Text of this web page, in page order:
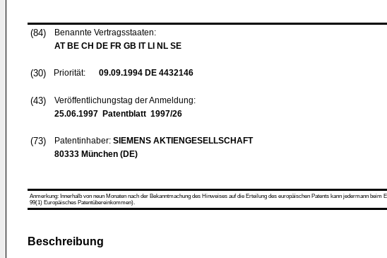
(84)
Benannte Vertragsstaaten:
AT BE CH DE FR GB IT LI NL SE
(30) Priorität: 09.09.1994 DE 4432146
(43)
Veröffentlichungstag der Anmeldung:
25.06.1997 Patentblatt 1997/26
(73) Patentinhaber: SIEMENS AKTIENGESELLSCHAFT
80333 München (DE)
Anmerkung: Innerhalb von neun Monaten nach der Bekanntmachung des Hinweises auf die Erteilung des europäischen Patents kann jedermann
99(1) Europäisches Patentübereinkommen).
Beschreibung